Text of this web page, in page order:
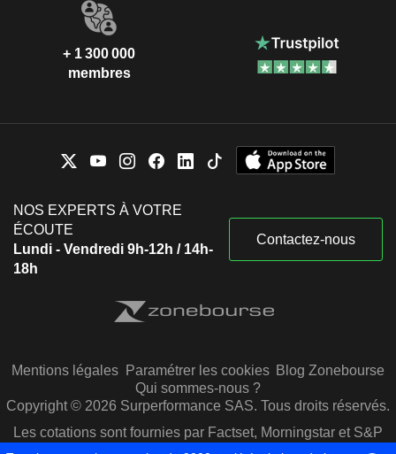
+ 1 300 000
membres
NOS EXPERTS À VOTRE
ÉCOUTE
Lundi - Vendredi 9h-12h / 14h-
18h
Contactez-nous
Mentions légales Paramétrer les cookies Blog Zonebourse
Qui sommes-nous ?
Copyright © 2026 Surperformance SAS. Tous droits réservés.
Les cotations sont fournies par Factset, Morningstar et S&P
Capital IQ